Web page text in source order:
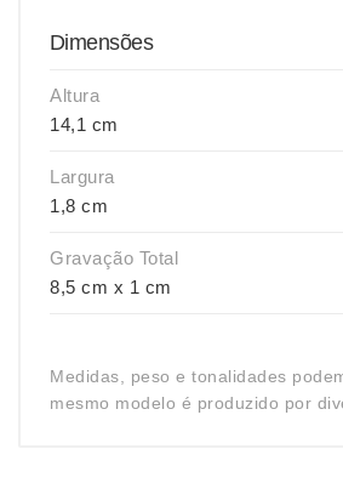
Dimensões
Altura
14,1 cm
Largura
1,8 cm
Gravação Total
8,5 cm x 1 cm
Medidas, peso e tonalidades
mesmo modelo é produzido por